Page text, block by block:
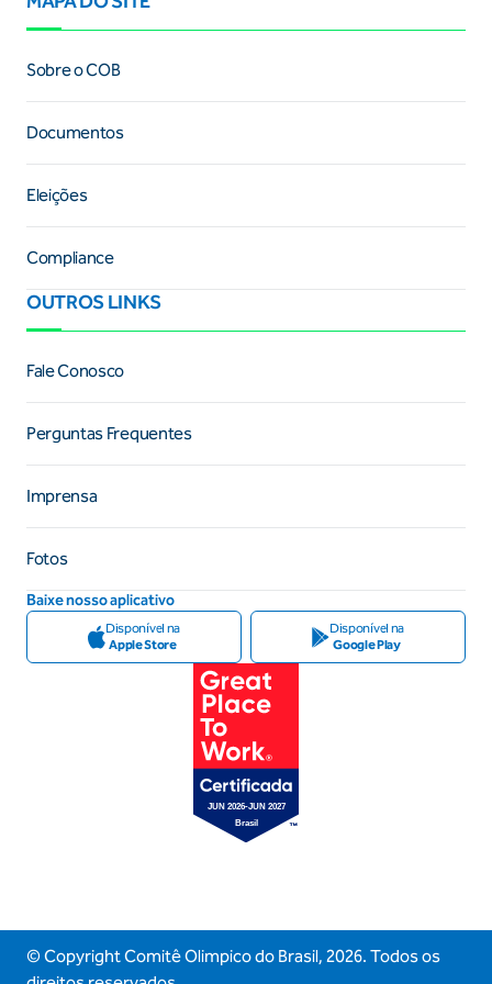
Sobre o COB
Documentos
Eleições
Compliance
OUTROS LINKS
Fale Conosco
Perguntas Frequentes
Imprensa
Fotos
Baixe nosso aplicativo
Disponível na
Apple Store
Disponível na
Google Play
© Copyright Comitê Olimpico do Brasil, 2026. Todos os